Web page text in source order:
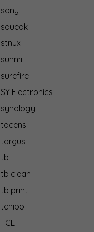
sony
squeak
stnux
sunmi
surefire
SY Electronics
synology
tacens
targus
tb
tb clean
tb print
tchibo
TCL